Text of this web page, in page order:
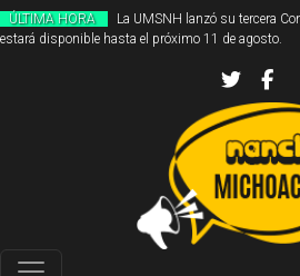
ÚLTIMA HORA
La UMSNH lanzó su tercera
estará disponible hasta el próximo 11 de agosto.